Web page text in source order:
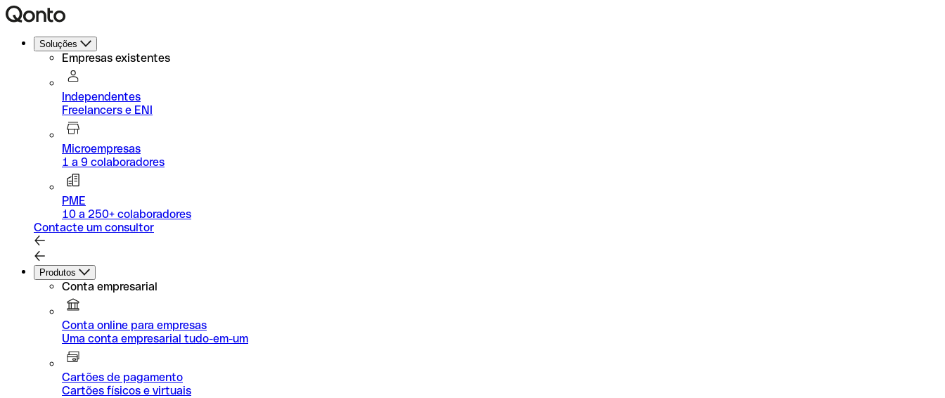
Soluções
Empresas existentes
Independentes
Freelancers e ENI
Microempresas
1 a 9 colaboradores
PME
10 a 250+ colaboradores
Contacte um consultor
Produtos
Conta empresarial
Conta online para empresas
Uma conta empresarial tudo-em-um
Cartões de pagamento
Cartões físicos e virtuais